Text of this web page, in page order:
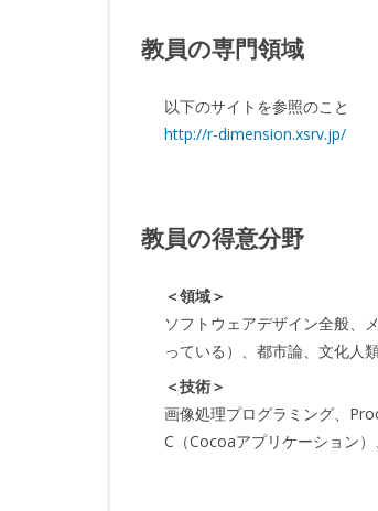
教員の専門領域
以下のサイトを参照のこと
http://r-dimension.xsrv.jp/
教員の得意分野
＜領域＞
ソフトウェアデザイン全般、
っている）、都市論、文化人
＜技術＞
画像処理プログラミング、
C（Cocoaアプリケーション